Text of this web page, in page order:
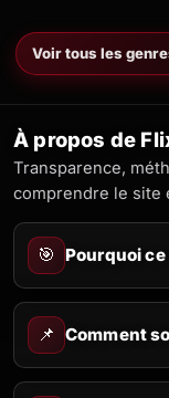
Voir tous les
À propos de
Transparence,
comprendre le site
🎯 Pourquoi
📌 Comment